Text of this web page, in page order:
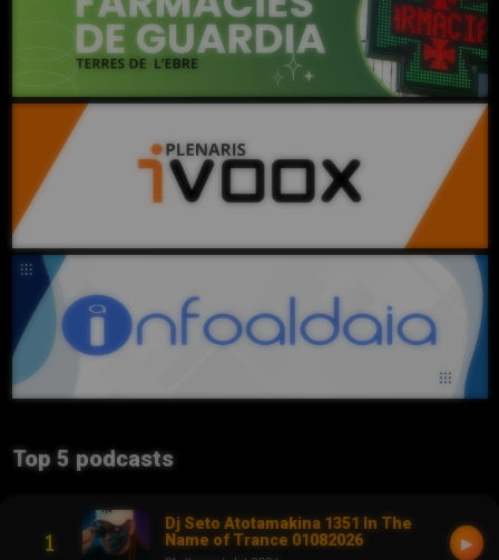
Top 5 podcasts
1
Dj Seto Atotamakina 1351 In The
Name of Trance 01082026
▶